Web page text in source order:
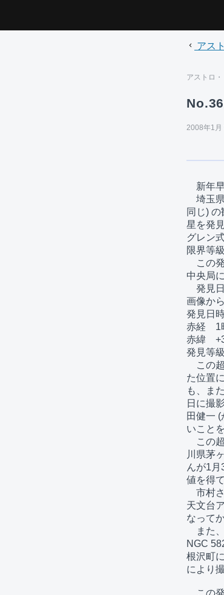
アス
アストロ
2008年1月
新年早
埼玉県
同じ)
星を発
グレン
限界等
この発
中央局
発見日
画像か
発見日
赤経　1
赤緯　
発見等
この超
た位置
も、ま
日に撮
田健一
いこと
この超
川県茅
んが1
値を得
市村さ
天文台
なって
また、
NGC
根沢町
により